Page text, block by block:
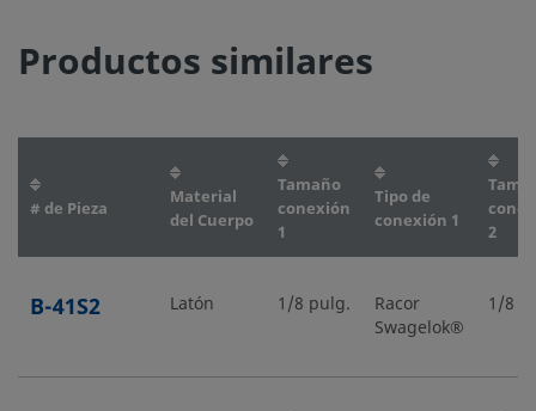
Productos similares
# de Pieza
Material
del Cuerpo
Tamaño
conexión
1
Tipo de
conexión 1
2
B-41S2 Latón 1/8 pulg.
Racor
Swagelok®
1/8